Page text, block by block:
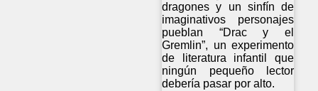
dragones y un sinfín de
imaginativos personajes
pueblan “Drac y el
Gremlin”, un experimento
de literatura infantil que
ningún pequeño lector
debería pasar por alto.